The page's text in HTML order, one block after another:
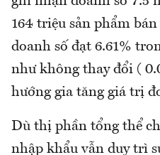
164 triệu sản phẩm
doanh số đạt 6.61%
như không thay đổi (
hướng gia tăng giá trị
Dù thị phần tổng thể
nhập khẩu vẫn duy trì